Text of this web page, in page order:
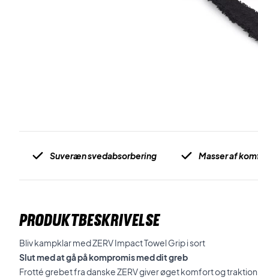
Suveræn svedabsorbering Masser af
PRODUKTBESKRIVELSE
Bliv kampklar med ZERV Impact Towel Grip i sort
Slut med at gå på kompromis med dit greb
Frotté grebet fra danske ZERV giver øget komfort og